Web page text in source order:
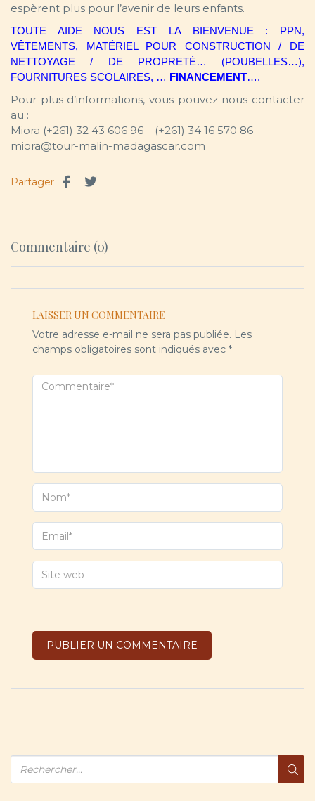
espèrent plus pour l’avenir de leurs enfants.
TOUTE AIDE NOUS EST LA BIENVENUE : PPN,
VÊTEMENTS, MATÉRIEL POUR CONSTRUCTION / DE
NETTOYAGE / DE PROPRETÉ… (POUBELLES…),
FOURNITURES SCOLAIRES, … FINANCEMENT….
Pour plus d’informations, vous pouvez nous contacter
au :
Miora (+261) 32 43 606 96 – (+261) 34 16 570 86
miora@tour-malin-madagascar.com
Partager
Commentaire (0)
LAISSER UN COMMENTAIRE
Votre adresse e-mail ne sera pas publiée. Les
champs obligatoires sont indiqués avec *